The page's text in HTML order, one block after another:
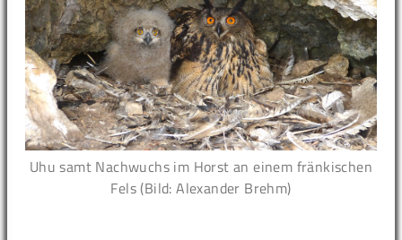
Uhu samt Nachwuchs im Horst an einem fränkischen
Fels (Bild: Alexander Brehm)